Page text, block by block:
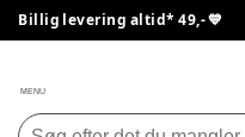
Billig levering altid* 49,- 💙
MENU